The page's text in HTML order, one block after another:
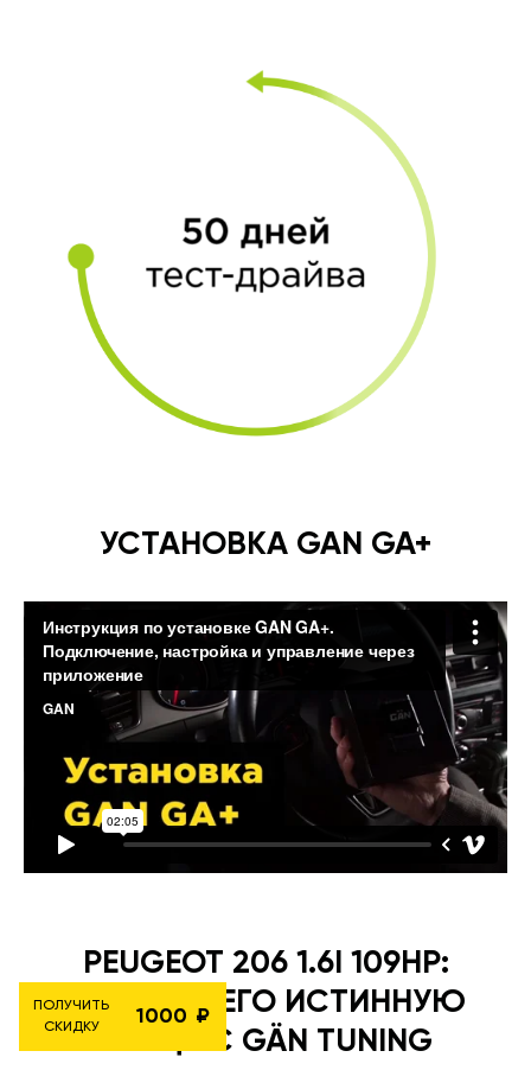
УСТАНОВКА GAN GA+
PEUGEOT 206 1.6I 109HP:
РАСКРОЙ ЕГО ИСТИННУЮ
МОЩЬ С GÄN TUNING
ПОЛУЧИТЬ
СКИДКУ
1000